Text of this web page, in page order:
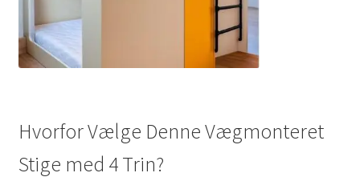
Hvorfor Vælge Denne Vægmonteret
Stige med 4 Trin?